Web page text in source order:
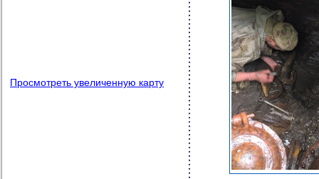
Просмотреть увеличенную карту